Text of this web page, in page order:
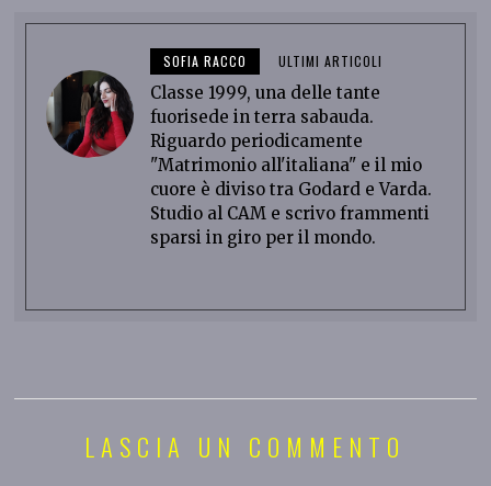
SOFIA RACCO ULTIMI ARTICOLI
Classe 1999, una delle tante
fuorisede in terra sabauda.
Riguardo periodicamente
"Matrimonio all'italiana" e il mio
cuore è diviso tra Godard e Varda.
Studio al CAM e scrivo frammenti
sparsi in giro per il mondo.
LASCIA UN COMMENTO